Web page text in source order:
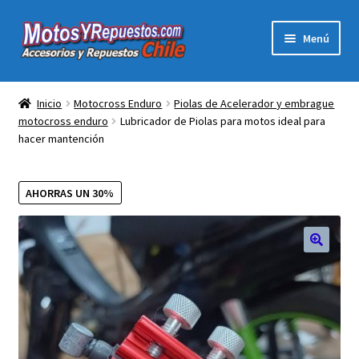
Ir
a
Ir
al
Menú
Acc y Rep Motocross Enduro
menú
Electronica Para Motos
Filtros para Motos
Herramientas Para Taller
Ropa para Motociclistas
Tienda Física Motosyrepuestos
Inicio Motocross Enduro
Piolas de Acelerador y embrague
motocross enduro
Lubricador de Piolas para motos ideal para
hacer mantención
AHORRAS UN 30%
🔍